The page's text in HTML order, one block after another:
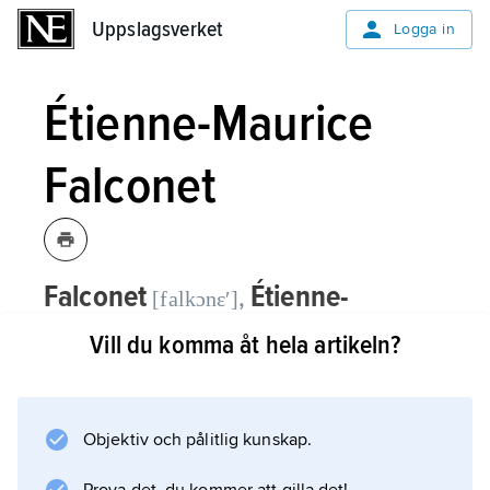
Uppslagsverket Logga in
Étienne-Maurice
Falconet
Falconet [falkɔnɛʹ], Étienne-
Maurice, 1716–91, fransk skulptör.
barockskulptören Pierre Puget. Han varierar
högbarockens kraftfullt rörelseladdade
Vill du komma åt hela artikeln?
Objektiv och pålitlig kunskap.